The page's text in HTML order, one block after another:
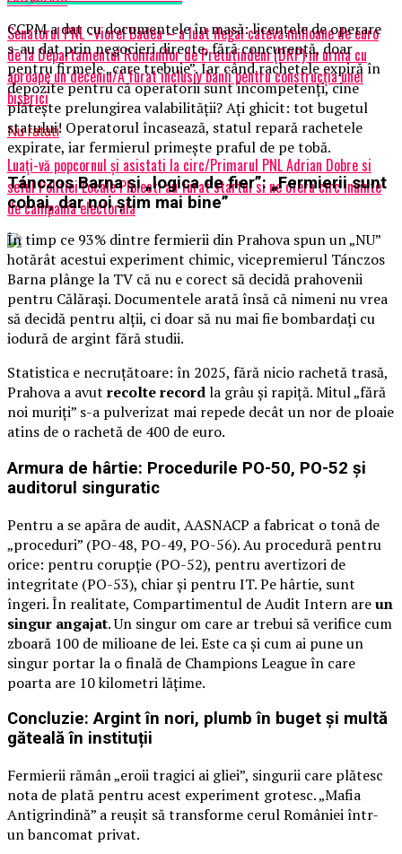
Senatorul PNL -Viorel Badea – a luat ilegal cateva milioane de euro
de la Departamentul Romanilor de Pretutindeni (DRP) in urma cu
aproape un deceniu/A furat inclusiv banii pentru construcţia unei
biserici
Nu ratati
Luați-vă popcornul și asistati la circ/Primarul PNL Adrian Dobre si
seful Politiei Locale Ploiesti au furat startul si ne ofera circ inainte
de campania electorala
CCPM a dat cu documentele în masă: licențele de operare
s-au dat prin negocieri directe, fără concurență, doar
pentru firmele „care trebuie”. Iar când rachetele expiră în
depozite pentru că operatorii sunt incompetenți, cine
plătește prelungirea valabilității? Ați ghicit: tot bugetul
statului! Operatorul încasează, statul repară rachetele
expirate, iar fermierul primește praful de pe tobă.
Tánczos Barna și „logica de fier”: „Fermierii sunt
cobai, dar noi știm mai bine”
În timp ce 93% dintre fermierii din Prahova spun un „NU”
hotărât acestui experiment chimic, vicepremierul Tánczos
Barna plânge la TV că nu e corect să decidă prahovenii
pentru Călărași. Documentele arată însă că nimeni nu vrea
să decidă pentru alții, ci doar să nu mai fie bombardați cu
iodură de argint fără studii.
Statistica e necruțătoare: în 2025, fără nicio rachetă trasă,
Prahova a avut recolte recordla grâu și rapiță. Mitul „fără
noi muriți” s-a pulverizat mai repede decât un nor de ploaie
atins de o rachetă de 400 de euro.
Armura de hârtie: Procedurile PO-50, PO-52 și
auditorul singuratic
Pentru a se apăra de audit, AASNACP a fabricat o tonă de
„proceduri” (PO-48, PO-49, PO-56). Au procedură pentru
orice: pentru corupție (PO-52), pentru avertizori de
integritate (PO-53), chiar și pentru IT. Pe hârtie, sunt
îngeri. În realitate, Compartimentul de Audit Intern areun
singur angajat. Un singur om care ar trebui să verifice cum
zboară 100 de milioane de lei. Este ca și cum ai pune un
singur portar la o finală de Champions League în care
poarta are 10 kilometri lățime.
Concluzie: Argint în nori, plumb în buget și multă
găteală în instituții
Fermierii rămân „eroii tragici ai gliei”, singurii care plătesc
nota de plată pentru acest experiment grotesc. „Mafia
Antigrindină” a reușit să transforme cerul României într-
un bancomat privat.